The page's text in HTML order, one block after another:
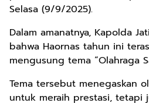
Selasa (9/9/2025).
Dalam amanatnya, Kapolda
bahwa Haornas tahun ini
mengusung tema “Olahraga
Tema tersebut menegaskan
untuk meraih prestasi, tetapi